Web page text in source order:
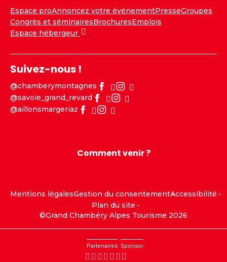
Espace proAnnoncez votre événementPresseGroupes
Congrès et séminairesBrochuresEmplois
Espace hébergeur
Suivez-nous !
@chamberymontagnes
@savoie_grand_revard
@aillonsmargeriaz
Comment venir ?
Mentions légalesGestion du consentementAccessibilité
Plan du site
©Grand Chambéry Alpes Tourisme 2026
Partenaires Sponsor